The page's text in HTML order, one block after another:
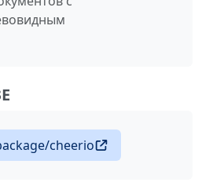
cheerio